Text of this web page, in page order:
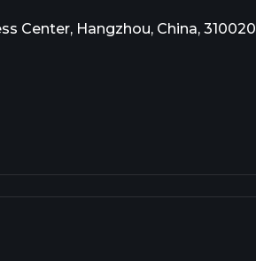
Center, Hangzhou, China, 310020